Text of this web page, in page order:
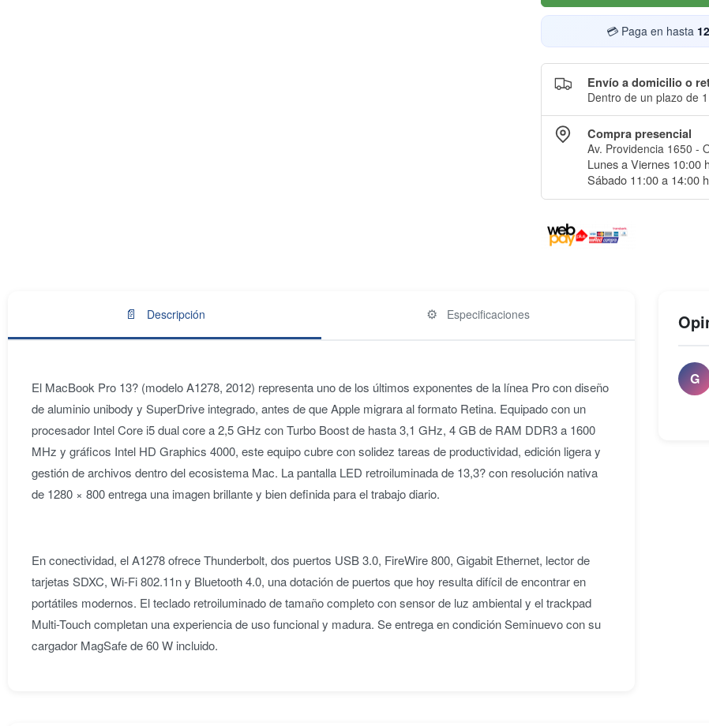
💳 Paga en hasta
Envío a domicilio o
Dentro de un plazo de
Compra presencial
Av. Providencia 1650 -
Lunes a Viernes 10:00
Sábado 11:00 a 14:00
📄 Descripción ⚙️ Especificaciones
El MacBook Pro 13? (modelo A1278, 2012) representa uno de los últimos exponentes de la línea Pro con diseño
de aluminio unibody y SuperDrive integrado, antes de que Apple migrara al formato Retina. Equipado con un
procesador Intel Core i5 dual core a 2,5 GHz con Turbo Boost de hasta 3,1 GHz, 4 GB de RAM DDR3 a 1600
MHz y gráficos Intel HD Graphics 4000, este equipo cubre con solidez tareas de productividad, edición ligera y
gestión de archivos dentro del ecosistema Mac. La pantalla LED retroiluminada de 13,3? con resolución nativa
de 1280 × 800 entrega una imagen brillante y bien definida para el trabajo diario.
En conectividad, el A1278 ofrece Thunderbolt, dos puertos USB 3.0, FireWire 800, Gigabit Ethernet, lector de
tarjetas SDXC, Wi-Fi 802.11n y Bluetooth 4.0, una dotación de puertos que hoy resulta difícil de encontrar en
portátiles modernos. El teclado retroiluminado de tamaño completo con sensor de luz ambiental y el trackpad
Multi-Touch completan una experiencia de uso funcional y madura. Se entrega en condición Seminuevo con su
cargador MagSafe de 60 W incluido.
G